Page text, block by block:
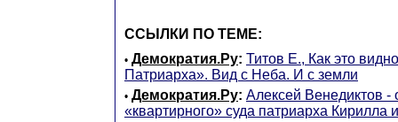
ССЫЛКИ ПО ТЕМЕ:
• Демократия.Ру: Титов Е., Как это
Патриарха». Вид с Неба. И с земли
• Демократия.Ру: Алексей Венедиктов -
«квартирного» суда патриарха Кирилла